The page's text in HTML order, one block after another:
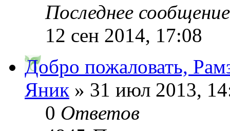
Последнее
12 сен 2014, 17:08
Добро пожаловать,
Яник » 31 июл 2013,
0 Ответов